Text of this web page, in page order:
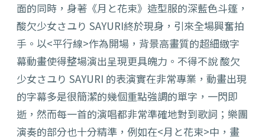
面的同時，身著《月と花束》造型服的深藍色斗篷，
酸欠少女さユり SAYURI終於現身，引來全場興奮拍
手。以<平行線>作為開場， 背景高畫質的超細緻字
幕動畫使得整場演出呈現更具魄力。不得不說 酸欠
少女さユり SAYURI 的表演實在非常專業， 動畫出現
的字幕多是很簡潔的幾個重點強調的單字，一閃即
逝， 然而每一首的演唱都非常準確地對到歌詞； 樂團
演奏的部分也十分精準，例如在<月と花束>中， 畫